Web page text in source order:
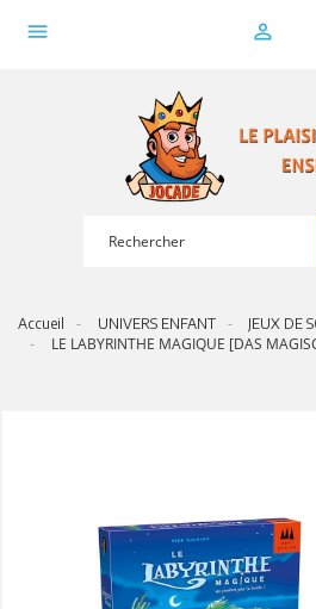
menu person_outline
Accueil UNIVERS ENFANT JEUX DE
LE LABYRINTHE MAGIQUE [DAS